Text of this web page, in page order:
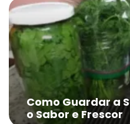
Como Guardar a
o Sabor e Frescor